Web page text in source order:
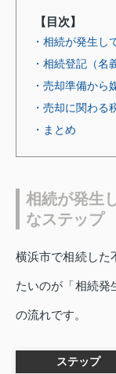
【目次】
・相続が発生し
・相続登記（名
・売却準備から
・売却に関わる
・まとめ
相続が発生
なステップ
横浜市で相続した
たいのが「相続発
の流れです。
ステップ